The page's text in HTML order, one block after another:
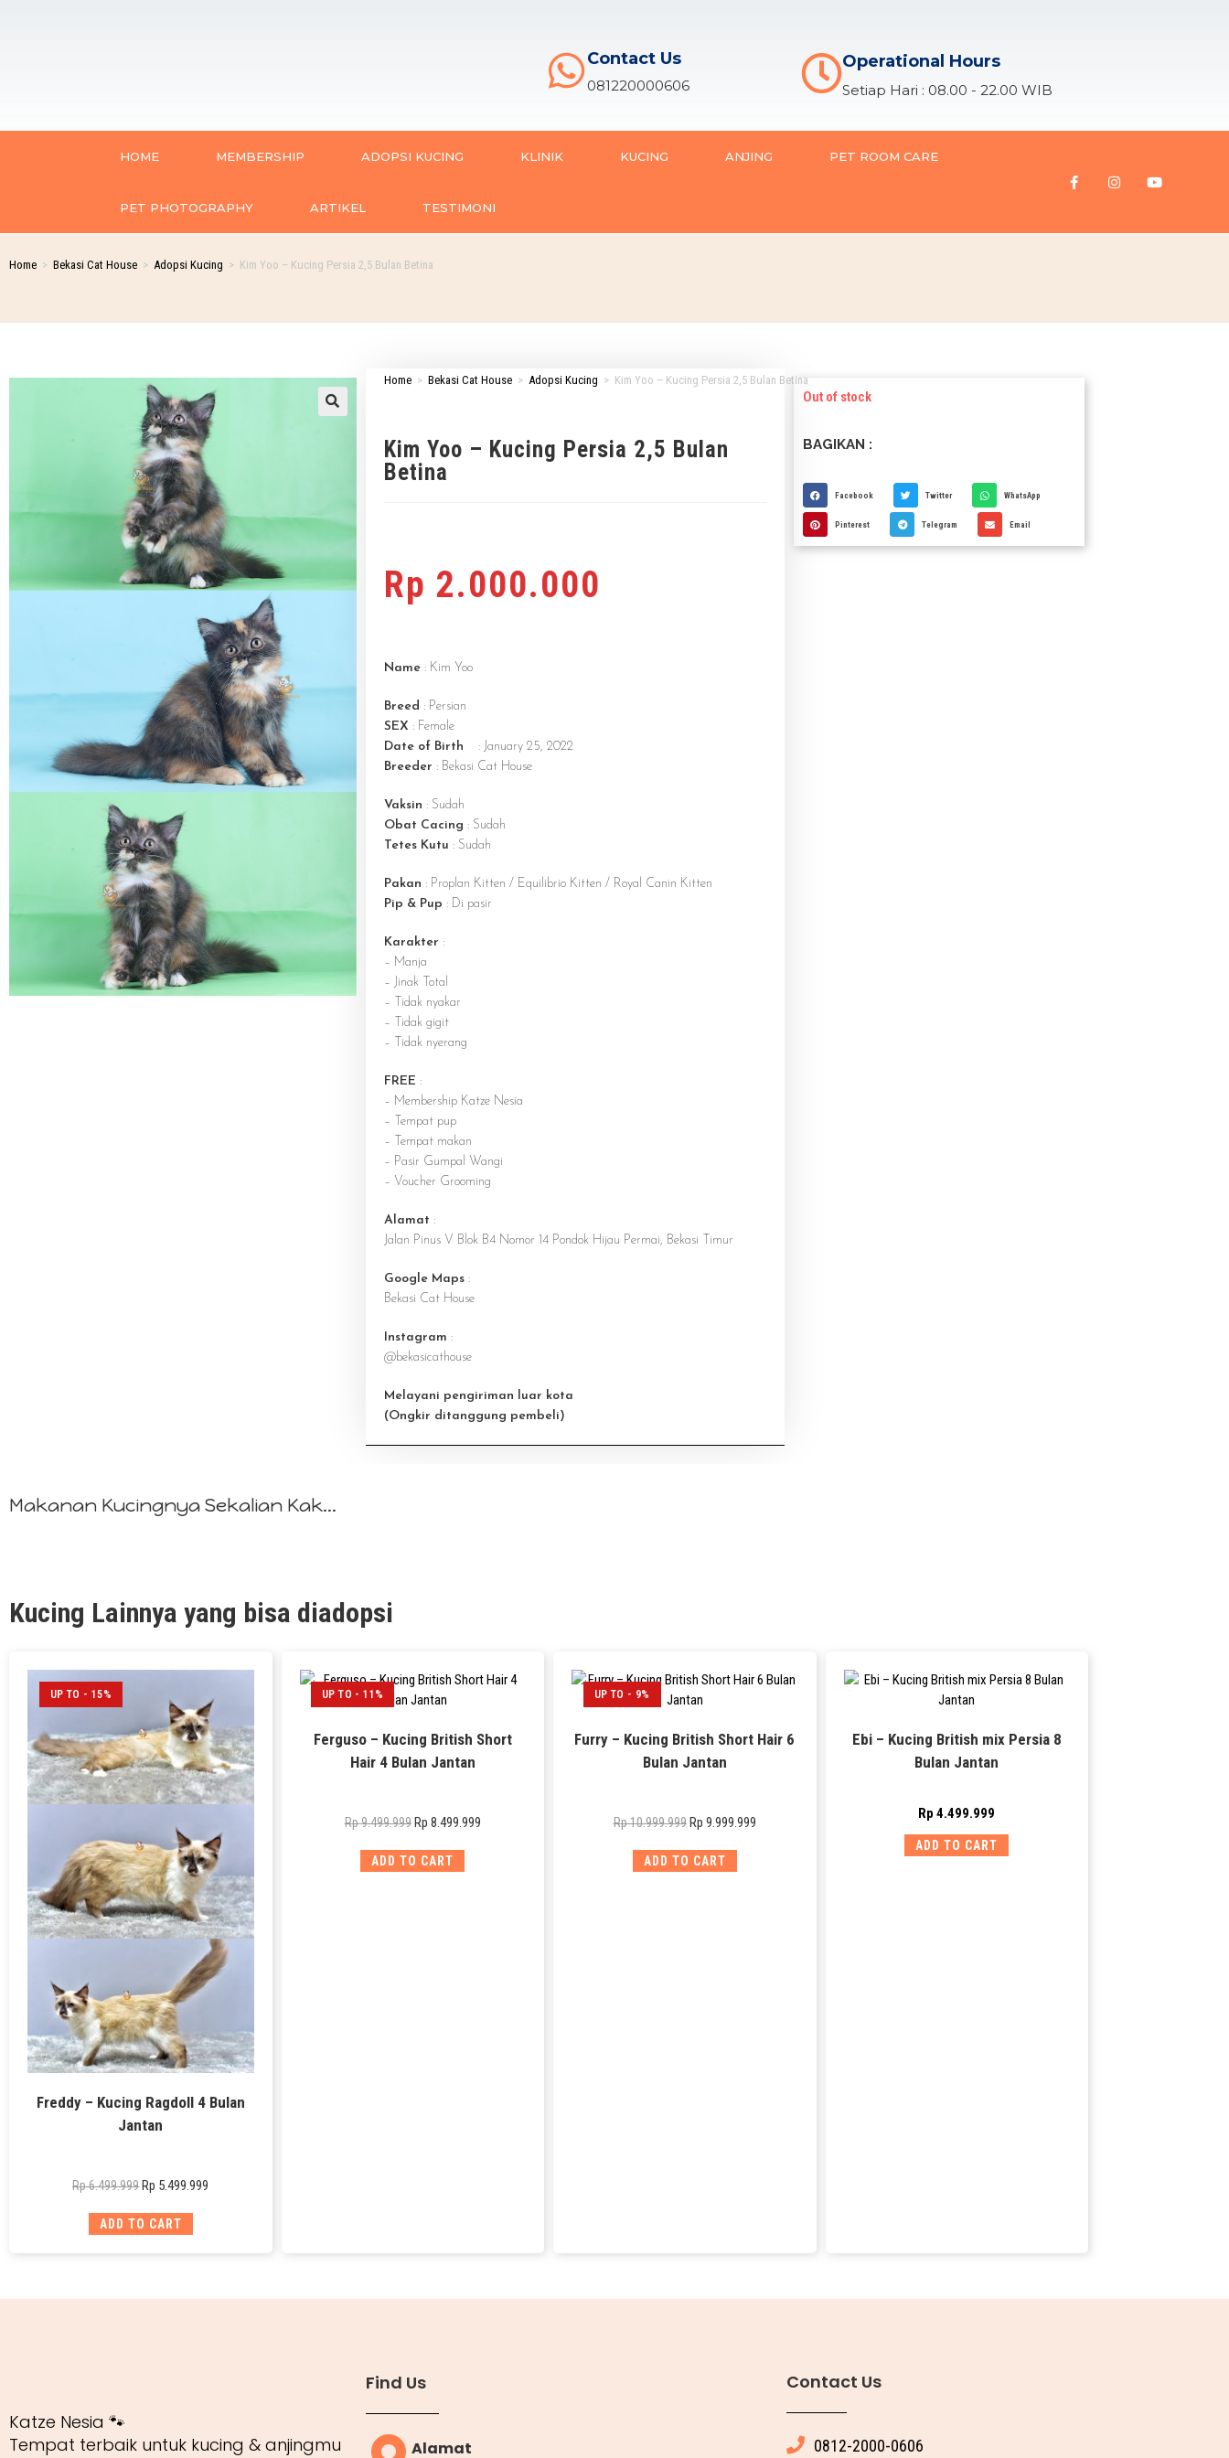
Contact Us
081220000606
Operational Hours
Setiap Hari : 08.00 - 22.00 WIB
HOME MEMBERSHIP ADOPSI KUCING KLINIK KUCING ANJING PET ROOM CARE
PET PHOTOGRAPHY ARTIKEL TESTIMONI
Home > Bekasi Cat House > Adopsi Kucing > Kim Yoo – Kucing Persia 2,5 Bulan Betina
Home > Bekasi Cat House > Adopsi Kucing > Kim Yoo – Kucing Persia 2,5 Bulan Betina
Kim Yoo – Kucing Persia 2,5 Bulan
Betina
Rp 2.000.000
Name: Kim Yoo
Breed : Persian
SEX : Female
Date of Birth : January 25, 2022
Breeder : Bekasi Cat House
Vaksin : Sudah
Obat Cacing : Sudah
Tetes Kutu : Sudah
Pakan : Proplan Kitten / Equilibrio Kitten / Royal Canin Kitten
Pip & Pup : Di pasir
Karakter :
– Manja
– Jinak Total
– Tidak nyakar
– Tidak gigit
– Tidak nyerang
FREE :
– Membership Katze Nesia
– Tempat pup
– Tempat makan
– Pasir Gumpal Wangi
– Voucher Grooming
Alamat :
Jalan Pinus V Blok B4 Nomor 14 Pondok Hijau Permai, Bekasi Timur
Google Maps:
Bekasi Cat House
Instagram :
@bekasicathouse
Melayani pengiriman luar kota
(Ongkir ditanggung pembeli)
Out of stock
BAGIKAN :
Facebook Twitter WhatsApp
Pinterest Telegram Email
Makanan Kucingnya Sekalian Kak...
Kucing Lainnya yang bisa diadopsi
UP TO - 15%
Freddy – Kucing Ragdoll 4 Bulan
Jantan
Rp6.499.999Rp 5.499.999
ADD TO CART
UP TO - 11%
Ferguso – Kucing British Short
Hair 4 Bulan Jantan
Rp9.499.999 Rp 8.499.999
ADD TO CART
UP TO - 9%
Furry – Kucing British Short Hair 6
Bulan Jantan
Rp10.999.999 Rp 9.999.999
ADD TO CART
Ebi – Kucing British mix Persia 8
Bulan Jantan
Rp 4.499.999
ADD TO CART
Katze Nesia 🐾
Tempat terbaik untuk kucing & anjingmu
Find Us
Alamat
Contact Us
0812-2000-0606